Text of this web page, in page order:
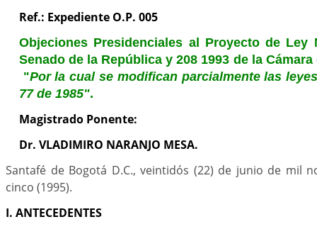
Ref.: Expediente O.P. 005
Objeciones Presidenciales al Proyecto de Ley
Senado de la República y 208 1993 de la
"Por la cual se modifican parcialmente las
77 de 1985".
Magistrado Ponente:
Dr. VLADIMIRO NARANJO MESA.
Santafé de Bogotá D.C., veintidós (22) de junio de mil
cinco (1995).
I. ANTECEDENTES